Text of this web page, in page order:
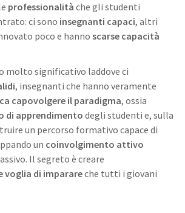
professionalità che gli studenti
ci sono insegnanti capaci, altri
poco e hanno scarse capacità
molto significativo laddove ci
, insegnanti che hanno veramente
capovolgere il paradigma, ossia
di apprendimento degli studenti e, sulla
un percorso formativo capace di
un coinvolgimento attivo
Il segreto è creare
voglia di imparareche tutti i giovani